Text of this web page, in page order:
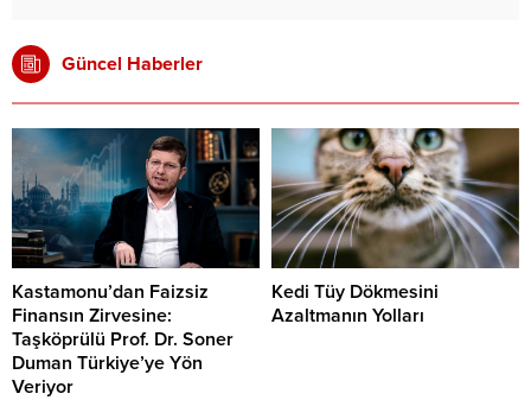
Güncel Haberler
Kastamonu’dan Faizsiz
Finansın Zirvesine:
Taşköprülü Prof. Dr. Soner
Duman Türkiye’ye Yön
Veriyor
Kedi Tüy Dökmesini
Azaltmanın Yolları